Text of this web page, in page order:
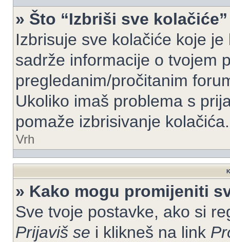
» Što “Izbriši sve
Izbrisuje sve kolačiće koje
sadrže informacije o tvojem
pregledanim/pročitanim
Ukoliko imaš problema s
pomaže izbrisivanje kolačića.
Vrh
» Kako mogu promijeniti
Sve tvoje postavke, ako si
Prijaviš se i klikneš na link